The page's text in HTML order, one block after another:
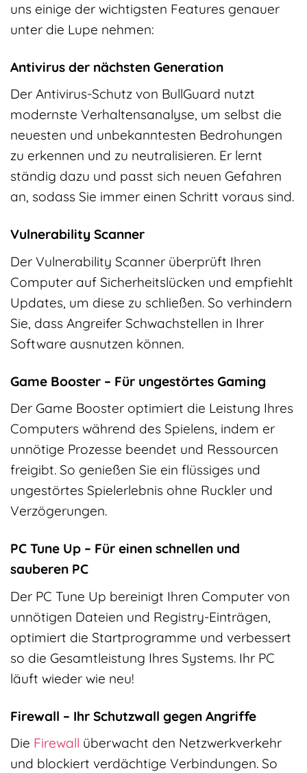
uns einige der wichtigsten Features genauer
unter die Lupe nehmen:
Antivirus der nächsten Generation
Der Antivirus-Schutz von BullGuard nutzt
modernste Verhaltensanalyse, um selbst die
neuesten und unbekanntesten Bedrohungen
zu erkennen und zu neutralisieren. Er lernt
ständig dazu und passt sich neuen Gefahren
an, sodass Sie immer einen Schritt voraus sind.
Vulnerability Scanner
Der Vulnerability Scanner überprüft Ihren
Computer auf Sicherheitslücken und empfiehlt
Updates, um diese zu schließen. So verhindern
Sie, dass Angreifer Schwachstellen in Ihrer
Software ausnutzen können.
Game Booster – Für ungestörtes Gaming
Der Game Booster optimiert die Leistung Ihres
Computers während des Spielens, indem er
unnötige Prozesse beendet und Ressourcen
freigibt. So genießen Sie ein flüssiges und
ungestörtes Spielerlebnis ohne Ruckler und
Verzögerungen.
PC Tune Up – Für einen schnellen und
sauberen PC
Der PC Tune Up bereinigt Ihren Computer von
unnötigen Dateien und Registry-Einträgen,
optimiert die Startprogramme und verbessert
so die Gesamtleistung Ihres Systems. Ihr PC
läuft wieder wie neu!
Firewall – Ihr Schutzwall gegen Angriffe
Die Firewall überwacht den Netzwerkverkehr
und blockiert verdächtige Verbindungen. So